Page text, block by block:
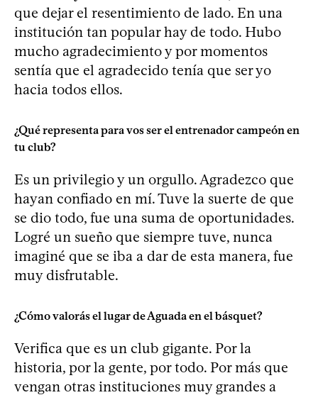
que dejar el resentimiento de lado. En una
institución tan popular hay de todo. Hubo
mucho agradecimiento y por momentos
sentía que el agradecido tenía que ser yo
hacia todos ellos.
¿Qué representa para vos ser el entrenador campeón en
tu club?
Es un privilegio y un orgullo. Agradezco que
hayan confiado en mí. Tuve la suerte de que
se dio todo, fue una suma de oportunidades.
Logré un sueño que siempre tuve, nunca
imaginé que se iba a dar de esta manera, fue
muy disfrutable.
¿Cómo valorás el lugar de Aguada en el básquet?
Verifica que es un club gigante. Por la
historia, por la gente, por todo. Por más que
vengan otras instituciones muy grandes a